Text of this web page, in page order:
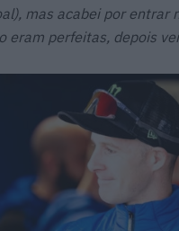
mas acabei por entrar
eram perfeitas, depois